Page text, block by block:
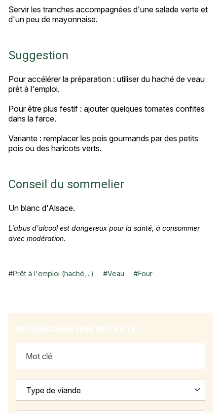
Servir les tranches accompagnées d'une salade verte et
d'un peu de mayonnaise.
Suggestion
Pour accélérer la préparation : utiliser du haché de veau
prêt à l'emploi.
Pour être plus festif : ajouter quelques tomates confites
dans la farce.
Variante : remplacer les pois gourmands par des petits
pois ou des haricots verts.
Conseil du sommelier
Un blanc d'Alsace.
L'abus d'alcool est dangereux pour la santé, à consommer
avec modération.
#Prêt à l'emploi (haché,...) #Veau #Four
Type de viande